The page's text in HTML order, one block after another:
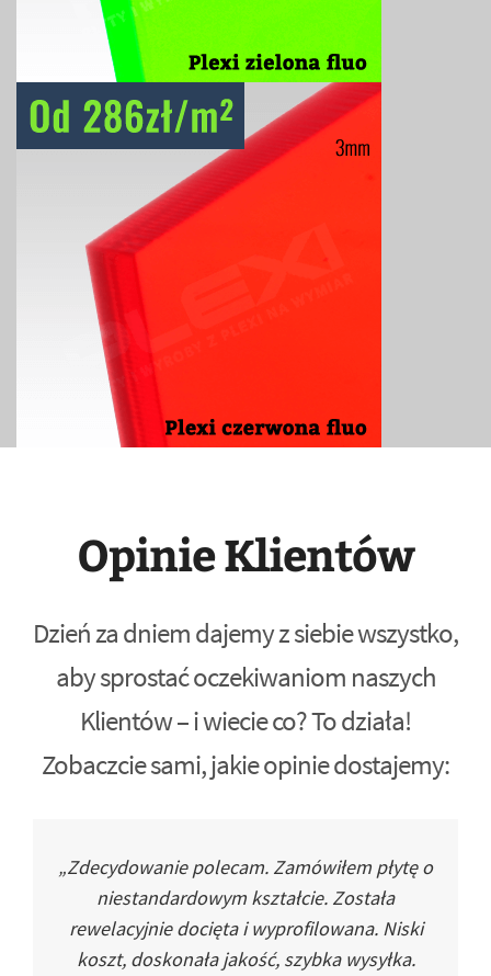
Opinie Klientów
Dzień za dniem dajemy z siebie wszystko,
aby sprostać oczekiwaniom naszych
Klientów – i wiecie co? To działa!
Zobaczcie sami, jakie opinie dostajemy:
„Zdecydowanie polecam. Zamówiłem płytę o
niestandardowym kształcie. Została
rewelacyjnie docięta i wyprofilowana. Niski
koszt, doskonała jakość, szybka wysyłka.